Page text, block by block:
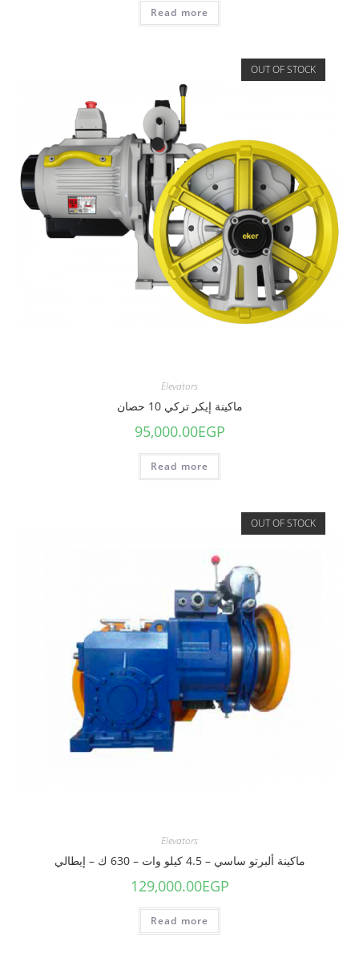
Read more
OUT OF STOCK
Elevators
ماكينة إيكر تركي 10 حصان
95,000.00EGP
Read more
OUT OF STOCK
Elevators
ماكينة ألبرتو ساسي – 4.5 كيلو وات – 630 ك – إيطالي
129,000.00EGP
Read more